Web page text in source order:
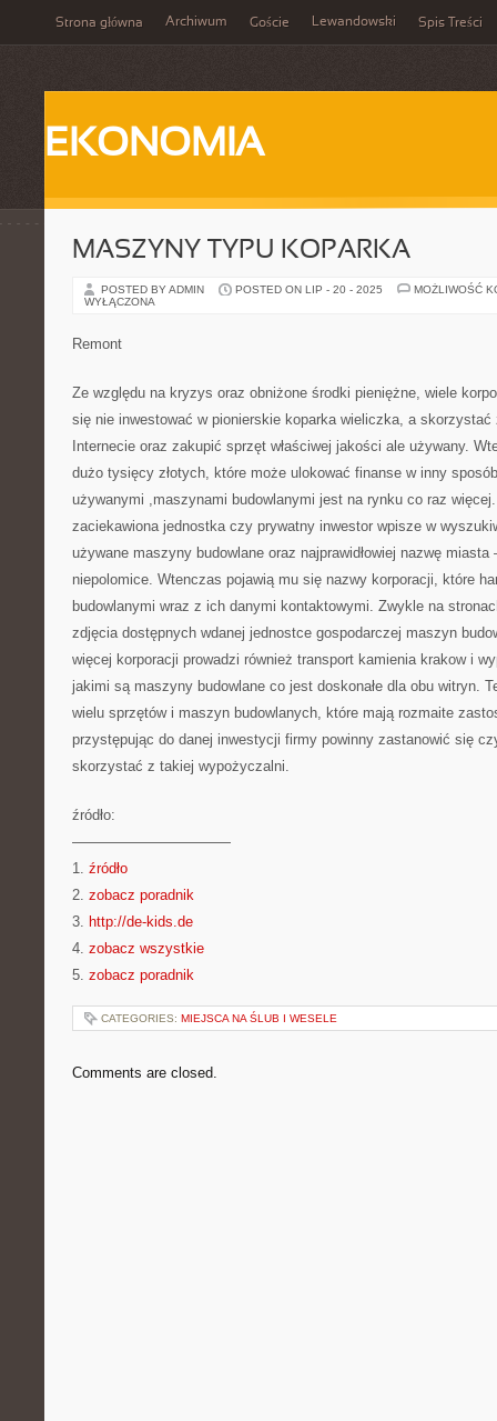
Strona główna Archiwum Goście Lewandowski Spis Treści
EKONOMIA
MASZYNY TYPU KOPARKA
POSTED BY ADMIN POSTED ON LIP - 20 - 2025
MOŻLIWOŚĆ
WYŁĄCZONA
Remont
Ze względu na kryzys oraz obniżone środki pieniężne, wiele
się nie inwestować w pionierskie koparka wieliczka, a
Internecie oraz zakupić sprzęt właściwej jakości ale używany.
dużo tysięcy złotych, które może ulokować finanse w inny
używanymi ,maszynami budowlanymi jest na rynku co raz
zaciekawiona jednostka czy prywatny inwestor wpisze w
używane maszyny budowlane oraz najprawidłowiej nazwę miasta
niepolomice. Wtenczas pojawią mu się nazwy korporacji, które
budowlanymi wraz z ich danymi kontaktowymi. Zwykle na
zdjęcia dostępnych wdanej jednostce gospodarczej maszyn
więcej korporacji prowadzi również transport kamienia krakow i
jakimi są maszyny budowlane co jest doskonałe dla obu witryn.
wielu sprzętów i maszyn budowlanych, które mają rozmaite
przystępując do danej inwestycji firmy powinny zastanowić się
skorzystać z takiej wypożyczalni.
źródło:
———————————
1. źródło
2. zobacz poradnik
3. http://de-kids.de
4. zobacz wszystkie
5. zobacz poradnik
CATEGORIES: MIEJSCA NA ŚLUB I WESELE
Comments are closed.